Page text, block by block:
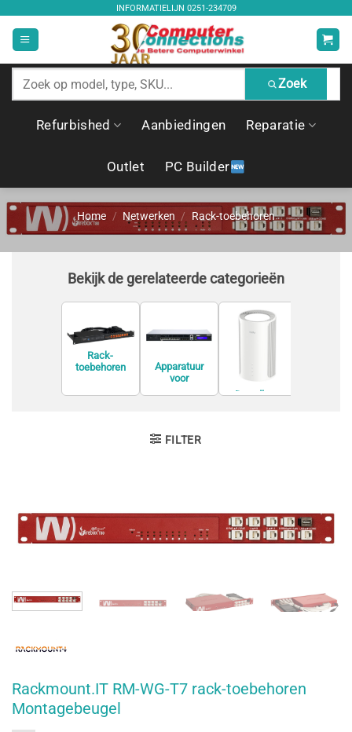
inhoud
INFORMATIELIJN 0251-234709
Zoek
producten
Zoek
Refurbished Aanbiedingen Reparatie
Outlet PC Builder
Home / Netwerken / Rack-toebehoren
Bekijk de gerelateerde categorieën
Rack-
toebehoren
Apparatuur
voor
Draadloze
FILTER
Rackmount.IT RM-WG-T7 rack-toebehoren
Montagebeugel